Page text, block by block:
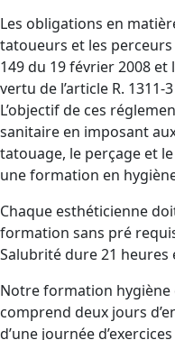
Les obligations en
tatoueurs et les
149 du 19 février 2008 et
vertu de l’article R.
L’objectif de ces
sanitaire en imposant
tatouage, le perçage et
une formation en
Chaque esthéticienne
formation sans pré
Salubrité dure 21
Notre formation
comprend deux jours
d’une journée